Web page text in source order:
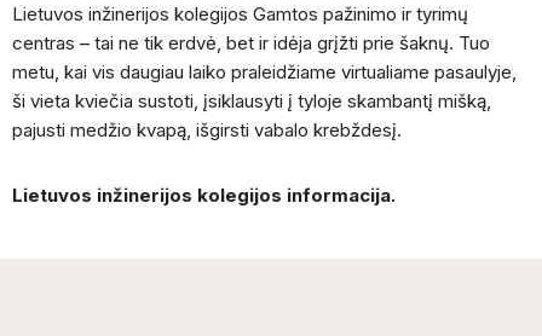
Lietuvos inžinerijos kolegijos Gamtos pažinimo ir tyrimų
centras – tai ne tik erdvė, bet ir idėja grįžti prie šaknų. Tuo
metu, kai vis daugiau laiko praleidžiame virtualiame pasaulyje,
ši vieta kviečia sustoti, įsiklausyti į tyloje skambantį mišką,
pajusti medžio kvapą, išgirsti vabalo krebždesį.
Lietuvos inžinerijos kolegijos informacija.